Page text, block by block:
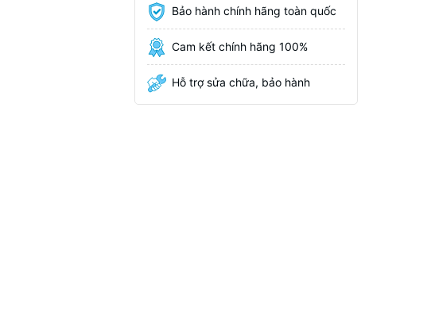
Bảo hành chính hãng toàn quốc
Cam kết chính hãng 100%
Hỗ trợ sửa chữa, bảo hành